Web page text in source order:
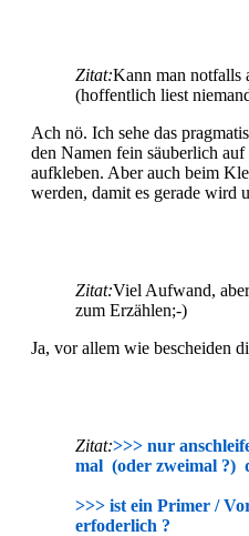
Zitat:Kann man notfalls
(hoffentlich liest
Ach nö. Ich sehe das
den Namen fein säuberlich
aufkleben. Aber auch beim
werden, damit es gerade wird
Zitat:Viel Aufwand,
zum Erzählen;-)
Ja, vor allem wie bescheiden
Zitat:>>> nur
mal (oder zweimal ?)
>>> ist ein Primer /
erfoderlich ?